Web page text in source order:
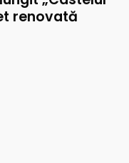
renovată